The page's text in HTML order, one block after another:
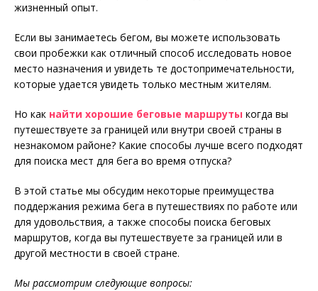
жизненный опыт.
Если вы занимаетесь бегом, вы можете использовать
свои пробежки как отличный способ исследовать новое
место назначения и увидеть те достопримечательности,
которые удается увидеть только местным жителям.
Но как найти хорошие беговые маршруты когда вы
путешествуете за границей или внутри своей страны в
незнакомом районе? Какие способы лучше всего подходят
для поиска мест для бега во время отпуска?
В этой статье мы обсудим некоторые преимущества
поддержания режима бега в путешествиях по работе или
для удовольствия, а также способы поиска беговых
маршрутов, когда вы путешествуете за границей или в
другой местности в своей стране.
Мы рассмотрим следующие вопросы: